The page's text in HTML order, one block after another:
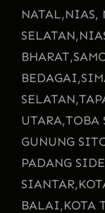
NATAL,NIAS,
SELATAN,
BHARAT,
BEDAGAI,
SELATAN,
UTARA,TOBA
GUNUNG
PADANG
SIANTAR,
BALAI,KOTA